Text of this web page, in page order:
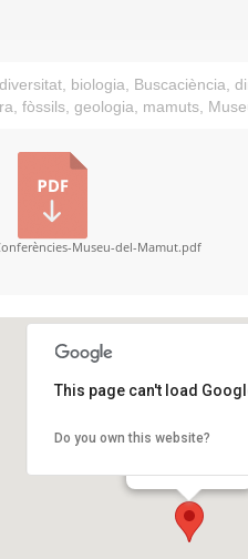
, biologia, Buscaciència,
, fòssils, geologia, mamuts,
Museu-del-Mamut.pdf
Carrer Montcada, 1
This page can't load
Do you own this website?